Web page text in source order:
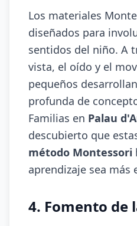
Los materiales
diseñados para
sentidos del niño. A
vista, el oído y el
pequeños
profunda de
Familias en Palau
descubierto que
método Montessori
aprendizaje sea más
4. Fomento de